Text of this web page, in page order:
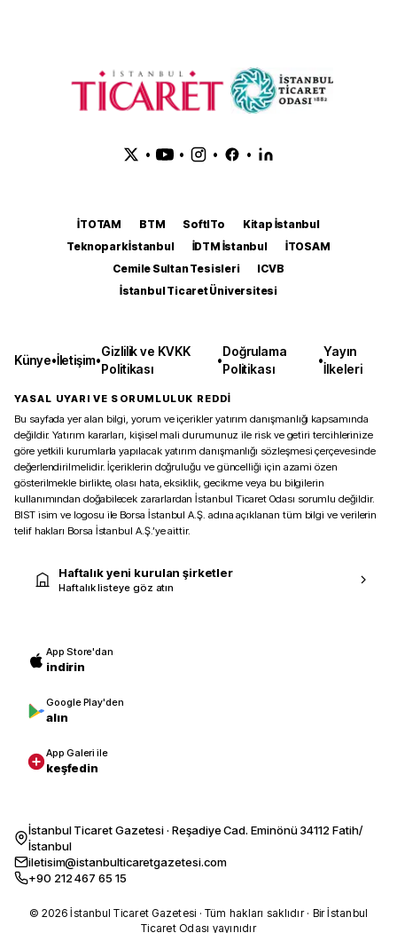
• • • •
İTOTAM BTM SoftITo
Kitap İstanbul
Teknopark İstanbul
İDTM İstanbul
İTOSAM
Cemile Sultan Tesisleri
ICVB
İstanbul Ticaret Üniversitesi
Künye•İletişim•
Gizlilik ve KVKK
Politikası
•
Doğrulama
Politikası
•
Yayın
İlkeleri
YASAL UYARI VE SORUMLULUK REDDİ
Bu sayfada yer alan bilgi, yorum ve içerikler yatırım danışmanlığı kapsamında
değildir. Yatırım kararları, kişisel mali durumunuz ile risk ve getiri tercihlerinize
göre yetkili kurumlarla yapılacak yatırım danışmanlığı sözleşmesi çerçevesinde
değerlendirilmelidir. İçeriklerin doğruluğu ve güncelliği için azami özen
gösterilmekle birlikte, olası hata, eksiklik, gecikme veya bu bilgilerin
kullanımından doğabilecek zararlardan İstanbul Ticaret Odası sorumlu değildir.
BIST isim ve logosu ile Borsa İstanbul A.Ş. adına açıklanan tüm bilgi ve verilerin
telif hakları Borsa İstanbul A.Ş.’ye aittir.
Haftalık yeni kurulan şirketler
Haftalık listeye göz atın
App Store'dan
indirin
Google Play'den
alın
App Galeri ile
keşfedin
İstanbul Ticaret Gazetesi · Reşadiye Cad. Eminönü 34112 Fatih/
İstanbul
iletisim@istanbulticaretgazetesi.com
+90 212 467 65 15
© 2026 İstanbul Ticaret Gazetesi · Tüm hakları saklıdır · Bir İstanbul
Ticaret Odası yayınıdır